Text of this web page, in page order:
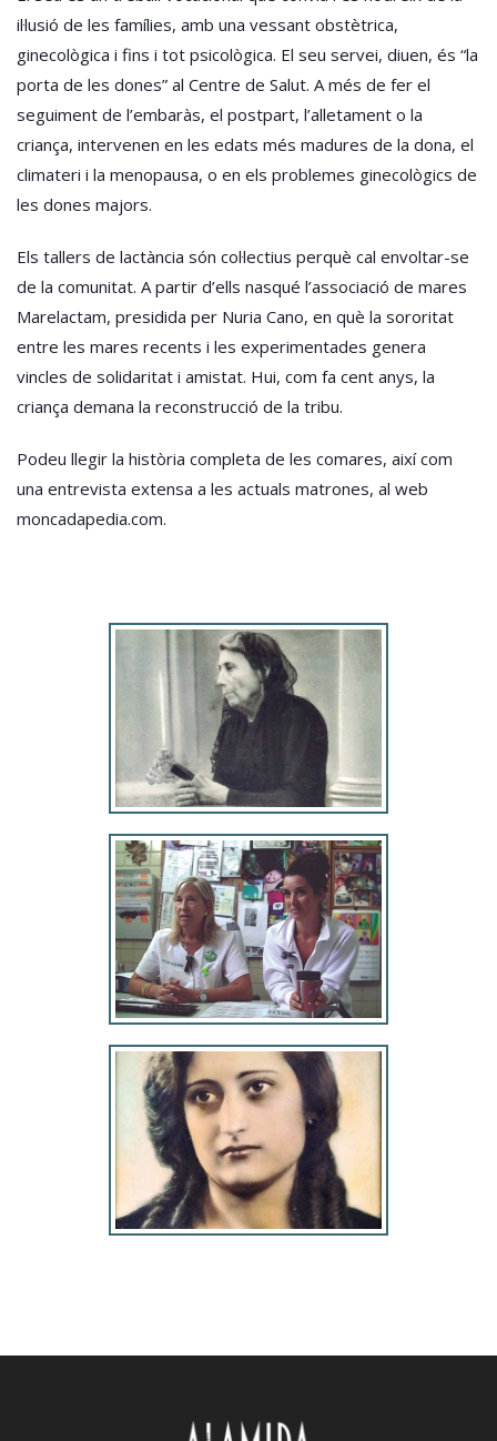
il·lusió de les famílies, amb una vessant obstètrica,
ginecològica i fins i tot psicològica. El seu servei, diuen, és “la
porta de les dones” al Centre de Salut. A més de fer el
seguiment de l’embaràs, el postpart, l’alletament o la
criança, intervenen en les edats més madures de la dona, el
climateri i la menopausa, o en els problemes ginecològics de
les dones majors.
Els tallers de lactància són col·lectius perquè cal envoltar-se
de la comunitat. A partir d’ells nasqué l’associació de mares
Marelactam, presidida per Nuria Cano, en què la sororitat
entre les mares recents i les experimentades genera
vincles de solidaritat i amistat. Hui, com fa cent anys, la
criança demana la reconstrucció de la tribu.
Podeu llegir la història completa de les comares, així com
una entrevista extensa a les actuals matrones, al web
moncadapedia.com.